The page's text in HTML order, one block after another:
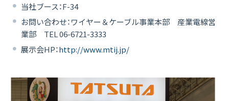
当社ブース：F-34
お問い合わせ：ワイヤー＆ケーブル事業本部 産業電線営
業部 TEL 06-6721-3333
展示会HP：http://www.mtij.jp/